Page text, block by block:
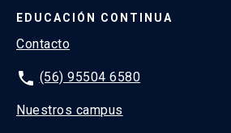
EDUCACIÓN CONTINUA
Contacto
phone (56) 95504 6580
Nuestros campus